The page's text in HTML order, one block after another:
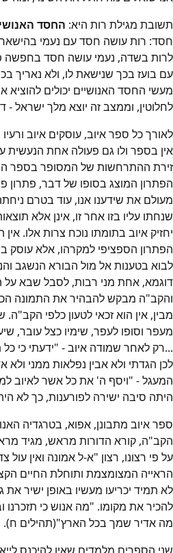
תשובת מגילת רות היא: החסד האנושי
חסד: רות עושה חסד עם נעמי
לרות בשדה, נעמי עושה חסד בחפשה
עם בועז בכך שנישאת לו, ולא נאריך
מעשי החסד האנושיים יכולים
לחלוטין, וממצב זה יוצא מלך ישראל -
לאורך כל ספר איוב, עוסקים איוב
אין בספר ולו גם פעולה אחת
זירת ההתרחשות של המסופר בספר
הפתרון המוצג בסופו של דבר, פתרון
מעולם את שידענו אנו, עוד בטרם
שנחתו עליו בזו אחר זו, אינן אלא
יחזיק איוב בתומתו נוכח צרות אלו.
הפתרון הספציפי למקרהו, אלא עוסק
לבוא בטענות אל מול הבורא הנשגב
דוגמא, אחת מני רבות, לסבל שבא על
והקב"ה מבקש להבהיר את התמונה
מבין, אין הוא זכאי לטעון כלפי
מעפר וסופו לעפר, שימיו כצל עובר,
...רק לאחר שמודה איוב - "ידעתי כי
לכן הגדתי ולא אבין נפלאות ממני
המעגל - "ויסף ה' את כל אשר לאיוב
היתה סיבה ישירה לפורענות, כך לא
ספר איוב מתבונן, אפוא, בטרגדיה
הקב"ה, קורא הדורות מראש, מגיד
על פי רצונו, רצון "א-ל אמונה ואין
הראייה המצומצמת ותוחלת החיים
לא תמיד יכריעו מעשיו באופן ישיר את
להכיר את מקומו. "מה אנוש כי תזכרנו
מה אדיר שמך בכל הארץ"(תהילים ח).
שני הספרים מלמדים שאין להיכנס